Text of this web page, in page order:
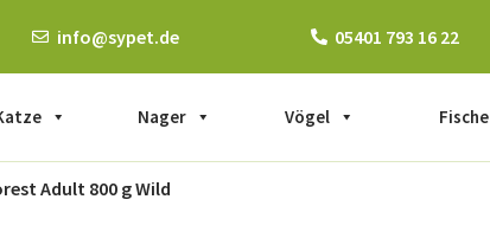
info@sypet.de 05401 793 16 22
Nager Vögel Fische
Adult 800 g Wild